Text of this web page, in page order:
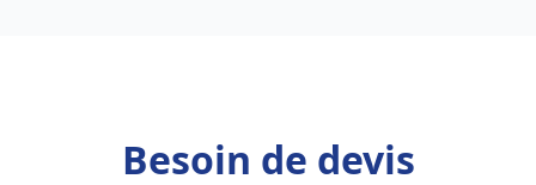
Besoin de devis